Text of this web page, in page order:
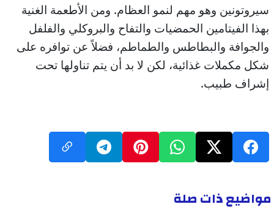
سيروتونين وهو مهم لنمو العظام. ومن الأطعمة الغنية
بهذا الفيتامين الحمضيات والتفاح والبروكلي والفلفل
والجوافة والبطاطس والطماطم، فضلاً عن توافره على
شكل مكملات غذائية، لكن لا بد أن يتم تناولها تحت
إشراف طبيب.
مواضيع ذات صلة